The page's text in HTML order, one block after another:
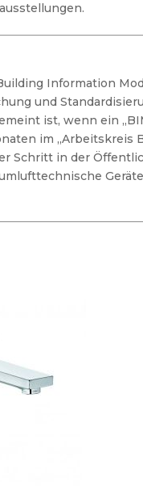
Information
und
ist, wenn ein
im „Arbeitskreis
Schritt in der